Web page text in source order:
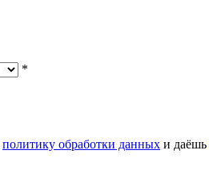
*
политику обработки данных и даёшь